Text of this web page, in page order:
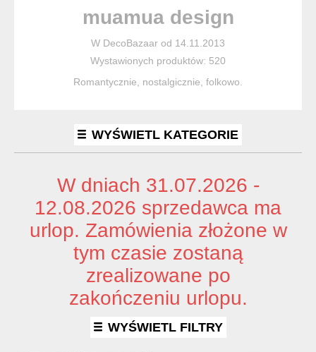
muamua design
W DecoBazaar od 14.11.2013
Wystawionych produktów: 520
Romantycznie, nostalgicznie, folkowo.
WYŚWIETL KATEGORIE
W dniach 31.07.2026 -
12.08.2026 sprzedawca ma
urlop. Zamówienia złożone w
tym czasie zostaną
zrealizowane po
zakończeniu urlopu.
WYŚWIETL FILTRY